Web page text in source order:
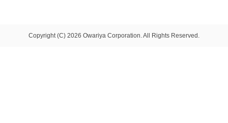
Copyright (C) 2026 Owariya Corporation. All Rights Reserved.